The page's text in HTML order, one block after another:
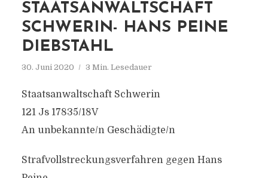
STAATSANWALTSCHAFT
SCHWERIN- HANS PEINE
DIEBSTAHL
30. Juni 2020 3 Min. Lesedauer
Staatsanwaltschaft Schwerin
121 Js 17835/18V
An unbekannte/n Geschädigte/n
Strafvollstreckungsverfahren gegen Hans